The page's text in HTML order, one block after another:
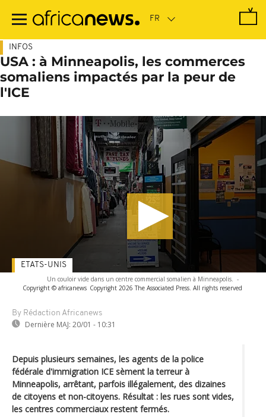
contenu
INFOS
USA : à Minneapolis, les commerces
somaliens impactés par la peur de
l'ICE
Un couloir vide dans un centre commercial somalien à Minneapolis. -
Copyright © africanews Copyright 2026 The Associated Press. All rights reserved
By Rédaction Africanews
Dernière MAJ: 20/01 - 10:31
ETATS-UNIS
Depuis plusieurs semaines, les agents de la police
fédérale d'immigration ICE sèment la terreur à
Minneapolis, arrêtant, parfois illégalement, des dizaines
de citoyens et non-citoyens. Résultat : les rues sont vides,
les centres commerciaux restent fermés.